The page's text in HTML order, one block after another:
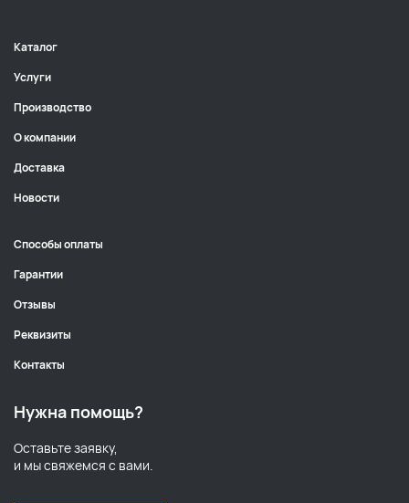
Нужна помощь?
Оставьте заявку,
и мы свяжемся с вами.
Каталог
Услуги
Производство
О компании
Доставка
Новости
Способы оплаты
Гарантии
Отзывы
Реквизиты
Контакты